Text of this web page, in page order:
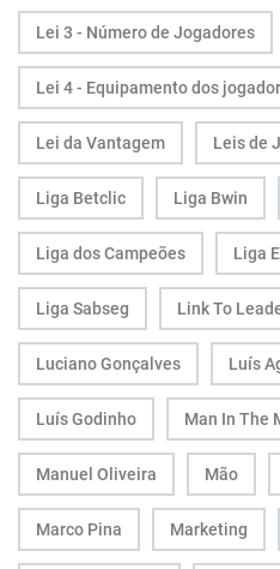
Lei 3 - Número de Jogadores
Lei 4 - Equipamento dos
Lei da Vantagem Leis de
Liga Betclic Liga Bwin
Liga dos Campeões Liga
Liga Sabseg Link To
Luciano Gonçalves Luís
Luís Godinho Man In The
Manuel Oliveira Mão
Marco Pina Marketing